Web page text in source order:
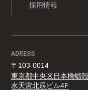
採用情報
ADRESS
〒103-0014
東京都中央区日本橋蛎
水天宮北辰ビル4F